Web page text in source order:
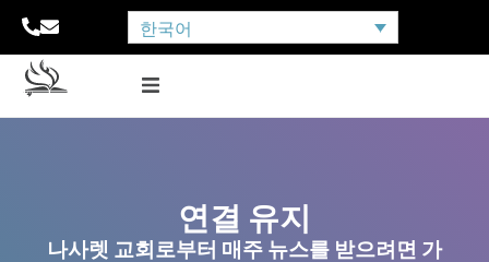
한국어
연결 유지
나사렛 교회로부터 매주 뉴스를 받으려면 가